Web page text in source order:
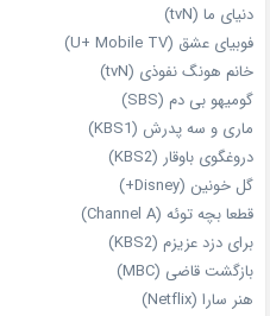
دنیای ما (tvN)
فوبیای عشق (U+ Mobile TV)
خانم هونگ نفوذی (tvN)
گومیهو بی دم (SBS)
ماری و سه پدرش (KBS1)
دروغگوی باوقار (KBS2)
گل خونین (Disney+)
قطعا بچه توئه (Channel A)
برای دزد عزیزم (KBS2)
بازگشت قاضی (MBC)
هنر سارا (Netflix)